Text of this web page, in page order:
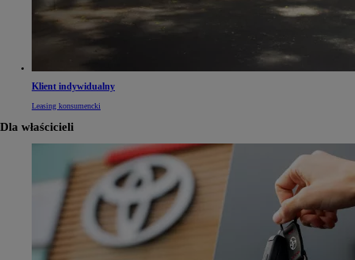
Klient indywidualny
Leasing konsumencki
Dla właścicieli